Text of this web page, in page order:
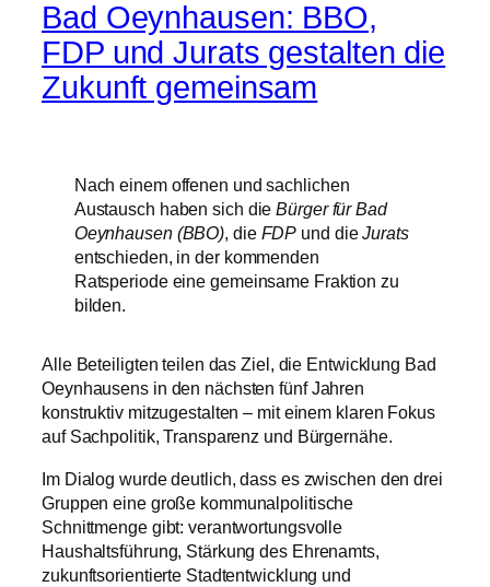
Bad Oeynhausen: BBO,
FDP und Jurats gestalten die
Zukunft gemeinsam
Nach einem offenen und sachlichen
Austausch haben sich dieBürger für Bad
Oeynhausen (BBO), die FDP und dieJurats
entschieden, in der kommenden
Ratsperiode eine gemeinsame Fraktion zu
bilden.
Alle Beteiligten teilen das Ziel, die Entwicklung Bad
Oeynhausens in den nächsten fünf Jahren
konstruktiv mitzugestalten – mit einem klaren Fokus
auf Sachpolitik, Transparenz und Bürgernähe.
Im Dialog wurde deutlich, dass es zwischen den drei
Gruppen eine große kommunalpolitische
Schnittmenge gibt: verantwortungsvolle
Haushaltsführung, Stärkung des Ehrenamts,
zukunftsorientierte Stadtentwicklung und